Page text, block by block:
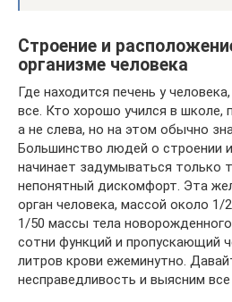
Строение и
организме человека
Где находится печень у
все. Кто хорошо учился в школе,
а не слева, но на этом обычно
Большинство людей о строении
начинает задумываться только
непонятный дискомфорт. Эта
орган человека, массой около 1/
1/50 массы тела
сотни функций и пропускающий
литров крови ежеминутно.
несправедливость и выясним все